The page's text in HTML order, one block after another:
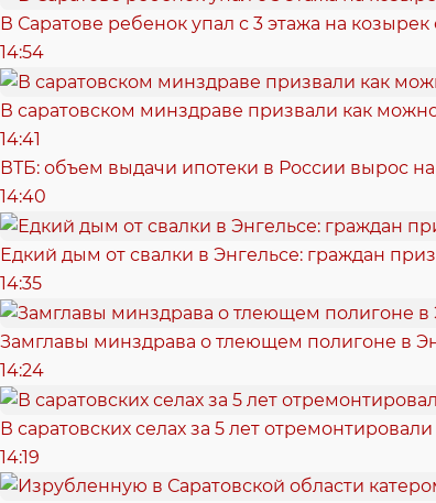
В Саратове ребенок упал с 3 этажа на
14:54
В саратовском минздраве призвали как
14:41
ВТБ: объем выдачи ипотеки в России вырос на
14:40
Едкий дым от свалки в Энгельсе: граждан
14:35
Замглавы минздрава о тлеющем полигоне в
14:24
В саратовских селах за 5 лет
14:19